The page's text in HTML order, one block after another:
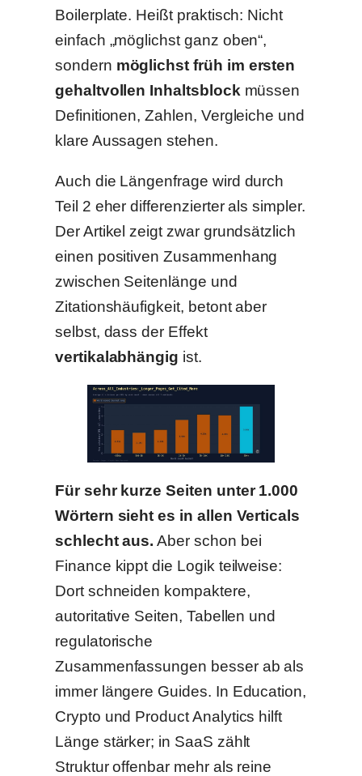
Boilerplate. Heißt praktisch: Nicht
einfach „möglichst ganz oben“,
sondern möglichst früh im ersten
gehaltvollen Inhaltsblockmüssen
Definitionen, Zahlen, Vergleiche und
klare Aussagen stehen.
Auch die Längenfrage wird durch
Teil 2 eher differenzierter als simpler.
Der Artikel zeigt zwar grundsätzlich
einen positiven Zusammenhang
zwischen Seitenlänge und
Zitationshäufigkeit, betont aber
selbst, dass der Effekt
vertikalabhängig ist.
Für sehr kurze Seiten unter 1.000
Wörtern sieht es in allen Verticals
schlecht aus. Aber schon bei
Finance kippt die Logik teilweise:
Dort schneiden kompaktere,
autoritative Seiten, Tabellen und
regulatorische
Zusammenfassungen besser ab als
immer längere Guides. In Education,
Crypto und Product Analytics hilft
Länge stärker; in SaaS zählt
Struktur offenbar mehr als reine